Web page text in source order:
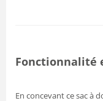
Fonctionnalité
En concevant ce sac à